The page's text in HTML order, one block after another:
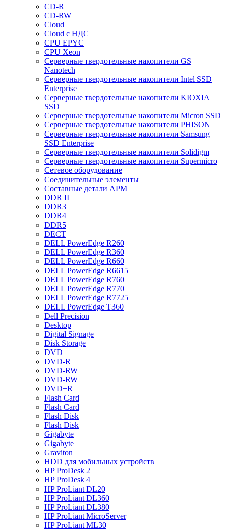
CD-R
CD-RW
Cloud
Cloud с НДС
CPU EPYC
CPU Xeon
Cерверные твердотельные накопители GS
Nanotech
Cерверные твердотельные накопители Intel SSD
Enterprise
Cерверные твердотельные накопители KIOXIA
SSD
Cерверные твердотельные накопители Micron SSD
Cерверные твердотельные накопители PHISON
Cерверные твердотельные накопители Samsung
SSD Enterprise
Cерверные твердотельные накопители Solidigm
Cерверные твердотельные накопители Supermicro
Cетевое оборудование
Cоединительные элементы
Cоставные детали АРМ
DDR II
DDR3
DDR4
DDR5
DECT
DELL PowerEdge R260
DELL PowerEdge R360
DELL PowerEdge R660
DELL PowerEdge R6615
DELL PowerEdge R760
DELL PowerEdge R770
DELL PowerEdge R7725
DELL PowerEdge T360
Dell Precision
Desktop
Digital Signage
Disk Storage
DVD
DVD-R
DVD-RW
DVD-RW
DVD+R
Flash Card
Flash Card
Flash Disk
Flash Disk
Gigabyte
Gigabyte
Graviton
HDD для мобильных устройств
HP ProDesk 2
HP ProDesk 4
HP ProLiant DL20
HP ProLiant DL360
HP ProLiant DL380
HP ProLiant MicroServer
HP ProLiant ML30